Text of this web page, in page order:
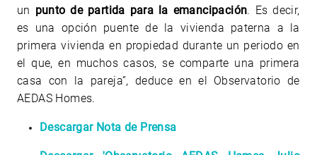
un punto de partida para la emancipación. Es decir,
es una opción puente de la vivienda paterna a la
primera vivienda en propiedad durante un periodo en
el que, en muchos casos, se comparte una primera
casa con la pareja”, deduce en el Observatorio de
AEDAS Homes.
Descargar Nota de Prensa